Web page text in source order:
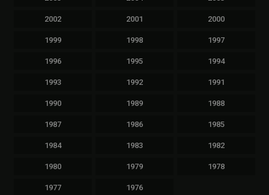
2002 2001 2000
1999 1998 1997
1996 1995 1994
1993 1992 1991
1990 1989 1988
1987 1986 1985
1984 1983 1982
1980 1979 1978
1977 1976